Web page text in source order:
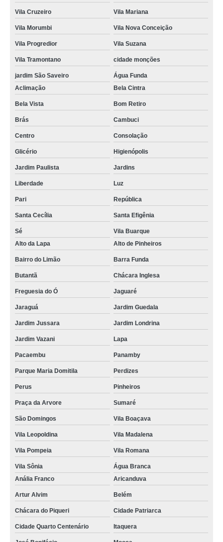
Vila Cruzeiro Vila Mariana
Vila Morumbi Vila Nova Conceição
Vila Progredior Vila Suzana
Vila Tramontano cidade monções
jardim São Saveiro
Água Funda
Aclimação
Bela Cintra
Bela Vista Bom Retiro
Brás Cambuci
Centro Consolação
Glicério Higienópolis
Jardim Paulista Jardins
Liberdade Luz
Pari República
Santa Cecília Santa Efigênia
Sé
Vila Buarque
Alto da Lapa
Alto de Pinheiros
Bairro do Limão Barra Funda
Butantã Chácara Inglesa
Freguesia do Ó Jaguaré
Jaraguá Jardim Guedala
Jardim Jussara Jardim Londrina
Jardim Vazani Lapa
Pacaembu Panamby
Parque Maria Domitila Perdizes
Perus Pinheiros
Praça da Arvore Sumaré
São Domingos Vila Boaçava
Vila Leopoldina Vila Madalena
Vila Pompeia Vila Romana
Vila Sônia
Água Branca
Anália Franco
Aricanduva
Artur Alvim Belém
Chácara do Piqueri Cidade Patriarca
Cidade Quarto Centenário Itaquera